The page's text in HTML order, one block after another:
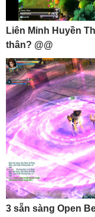
Liên Minh Huyền
thân? @@
3 sẵn sàng Open